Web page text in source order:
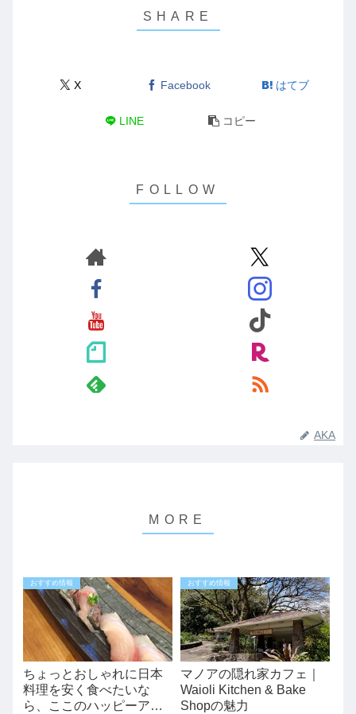
X Facebook はてブ
LINE コピー
AKA
おすすめ情報
ちょっとおしゃれに日本
料理を安く食べたいな
ら、ここのハッピーアワ
おすすめ情報
マノアの隠れ家カフェ｜
Waioli Kitchen & Bake
Shopの魅力